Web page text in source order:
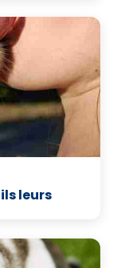
leurs